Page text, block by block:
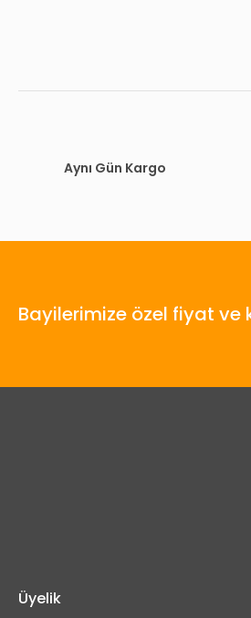
Aynı Gün Kargo
Bayilerimize özel fiyat
Üyelik